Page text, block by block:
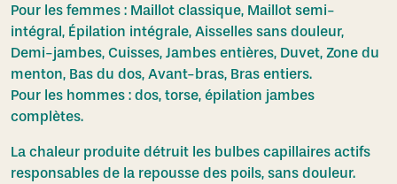
Pour les femmes : Maillot classique, Maillot semi-
intégral, Épilation intégrale, Aisselles sans douleur,
Demi-jambes, Cuisses, Jambes entières, Duvet, Zone du
menton, Bas du dos, Avant-bras, Bras entiers.
Pour les hommes : dos, torse, épilation jambes
complètes.
La chaleur produite détruit les bulbes capillaires actifs
responsables de la repousse des poils, sans douleur.